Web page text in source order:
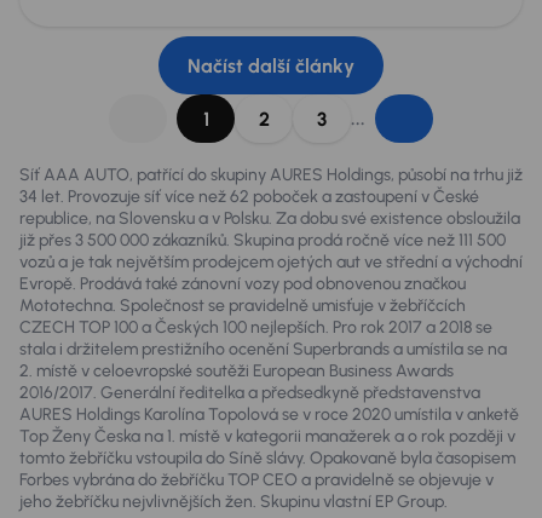
původu podstatně jiné auto. Je proto dobré pro
zákazníky „roztřídit“ zkušenosti odborníků a
zopakovat, na co si dát pozor při dovozech aut.
Načíst další články
1 2 3 ...
Síť AAA AUTO, patřící do skupiny AURES Holdings, působí na trhu již
34 let. Provozuje síť více než 62 poboček a zastoupení v České
republice, na Slovensku a v Polsku. Za dobu své existence obsloužila
již přes 3 500 000 zákazníků. Skupina prodá ročně více než 111 500
vozů a je tak největším prodejcem ojetých aut ve střední a východní
Evropě. Prodává také zánovní vozy pod obnovenou značkou
Mototechna. Společnost se pravidelně umisťuje v žebříčcích
CZECH TOP 100 a Českých 100 nejlepších. Pro rok 2017 a 2018 se
stala i držitelem prestižního ocenění Superbrands a umístila se na
2. místě v celoevropské soutěži European Business Awards
2016/2017. Generální ředitelka a předsedkyně představenstva
AURES Holdings Karolína Topolová se v roce 2020 umístila v anketě
Top Ženy Česka na 1. místě v kategorii manažerek a o rok později v
tomto žebříčku vstoupila do Síně slávy. Opakovaně byla časopisem
Forbes vybrána do žebříčku TOP CEO a pravidelně se objevuje v
jeho žebříčku nejvlivnějších žen. Skupinu vlastní EP Group.